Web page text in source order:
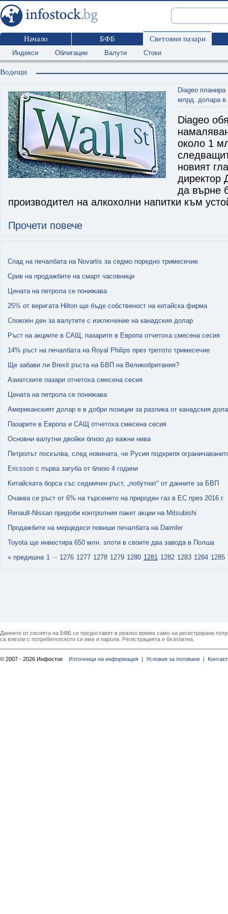
Начало БФБ Световни пазари
Индекси Облигации Валути Стоки
Водещи
Diageo
млрд. долара в
Diageo
около 1
новият
директор
да върне
производител на алкохолни напитки към
Прочети повече
Спад на печалбата на Novartis за седмо поредно тримесечие
Срив на продажбите на смарт часовници
Цената на петрола се пoнижaвa
25% от веригата Hilton ще бъде собственост на китайска фирма
Спокоен ден за валутите с изключение на канадския долар
Ръст на акциите в САЩ, пазарите в Европа отчетоха смесена сесия
14% ръст на печалбата на Royal Philips през третото тримесечие
Ще забави ли Brexit ръста на БВП на Великобритания?
Азиатските пазари отчетоха смесена сесия
Цената на петрола се пoнижaвa
Американският долар е в добри позиции за разлика от канадския
Пазарите в Европа и САЩ отчетоха смесена сесия
Основни валутни двойки близо до важни нива
Петролът поскъпва, след новината, че Русия подкрепя
Ericsson с първа загуба от близо 4 години
Китайската борса със седмичен ръст, „побутнат“ от данните за БВП
Очаква се ръст от 6% на търсенето на природен газ в ЕС през 2016 г.
Renault-Nissan придоби контролния пакет акции на Mitsubishi
Продажбите на мерцедеси повиши печалбата на Daimler
Toyota ще инвестира 650 млн. злоти в своите два завода в Полша
« предишна 1 ... 1276 1277 1278 1279 1280 1281 1282 1283 1284 1285
Данните от сесията на БФБ се предоставят в реално време само на регистрирани
са влезли с потребителското си име и парола. Регистрацията е безплатна.
© 2007 - 2026 Инфосток Източници на информация | Условия за ползване |